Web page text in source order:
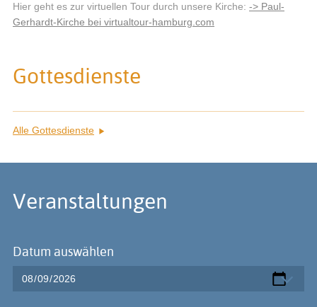
Hier geht es zur virtuellen Tour durch unsere Kirche: -> Paul-
Gerhardt-Kirche bei virtualtour-hamburg.com
Gottesdienste
Alle Gottesdienste
Veranstaltungen
Datum auswählen